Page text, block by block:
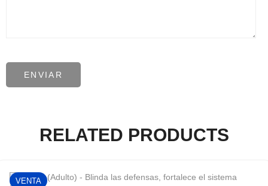
RELATED PRODUCTS
VENTA